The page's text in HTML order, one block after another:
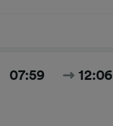
07:59 12:06